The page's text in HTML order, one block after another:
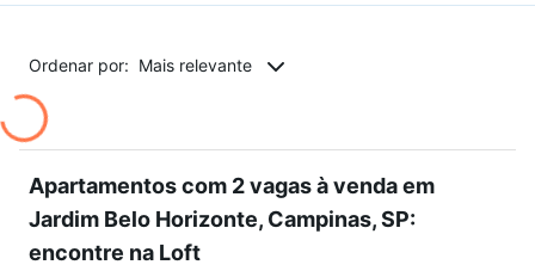
Ordenar por: Mais relevante
Apartamentos com 2 vagas à venda em
Jardim Belo Horizonte, Campinas, SP:
encontre na Loft